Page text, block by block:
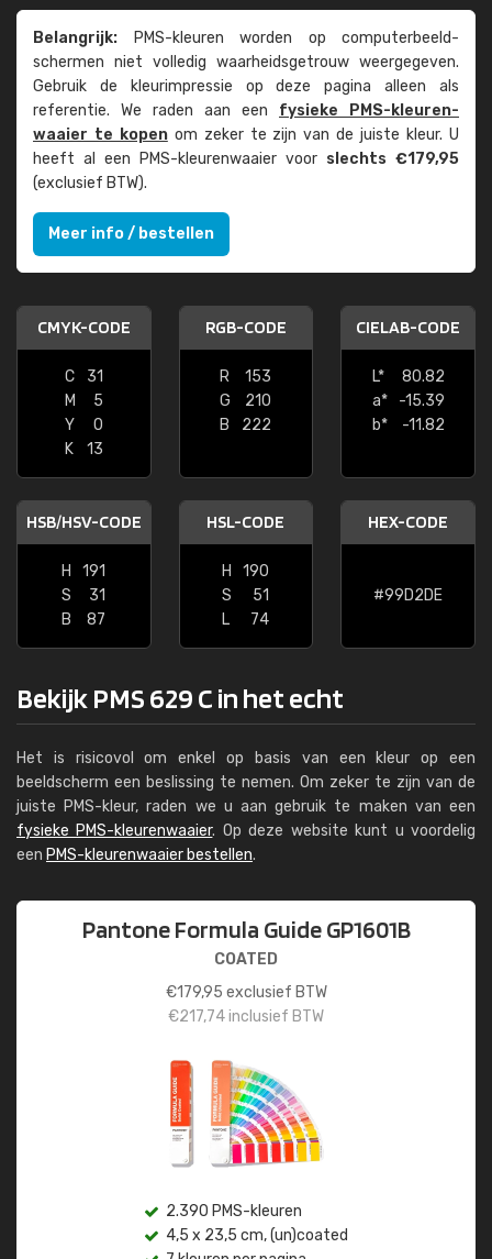
Belangrijk: PMS-kleuren worden op computer­beeld­
schermen niet volledig waarheids­­getrouw weer­gegeven.
Gebruik de kleur­impressie op deze pagina alleen als
referentie. We raden aan een fysieke PMS-kleuren­
waaier te kopenom zeker te zijn van de juiste kleur. U
heeft al een PMS-kleuren­waaier voor slechts €179,95
(exclusief BTW).
Meer info / bestellen
CMYK-CODE
C
31
M
5
Y
0
K
13
RGB-CODE
R
153
G
210
B
222
CIELAB-CODE
L*
80.82
a*
-15.39
b*
-11.82
HSB/HSV-CODE
H
191
S
31
B
87
HSL-CODE
H
190
S
51
L
74
HEX-CODE
#99D2DE
Bekijk PMS 629 C in het echt
Het is risicovol om enkel op basis van een kleur op een
beeldscherm een beslissing te nemen. Om zeker te zijn van de
juiste PMS-kleur, raden we u aan gebruik te maken van een
fysieke PMS-kleurenwaaier. Op deze website kunt u voordelig
een PMS-kleurenwaaier bestellen.
Pantone Formula Guide GP1601B
COATED
€179,95 exclusief BTW
€217,74inclusief BTW
2.390 PMS-kleuren
4,5 x 23,5 cm, (un)coated